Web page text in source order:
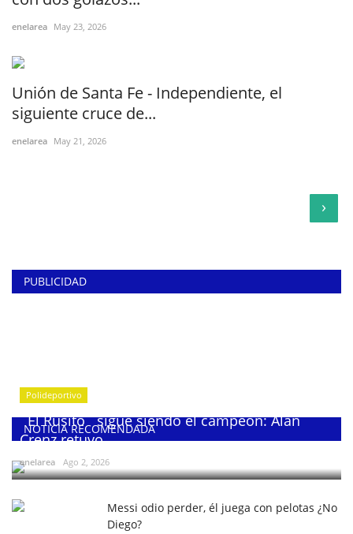
enelarea May 23, 2026
Unión de Santa Fe - Independiente, el
siguiente cruce de...
enelarea May 21, 2026
›
PUBLICIDAD
NOTICIA RECOMENDADA
Polideportivo
¨El Rusito¨ sigue siendo el campeón: Alan
Crenz retuvo...
enelarea Ago 2, 2026
Messi odio perder, él juega con pelotas ¿No
Diego?